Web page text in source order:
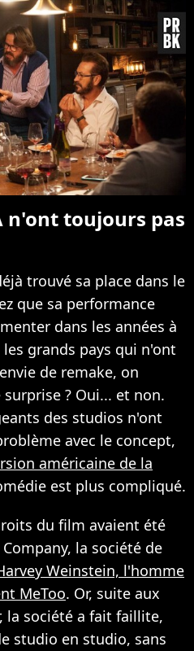
n'ont toujours pas
trouvé sa place dans le
que sa performance
dans les années à
grands pays qui n'ont
de remake, on
? Oui... et non.
des studios n'ont
avec le concept,
américaine de la
est plus compliqué.
du film avaient été
la société de
Weinstein, l'homme
MeToo. Or, suite aux
la société a fait faillite,
studio en studio, sans